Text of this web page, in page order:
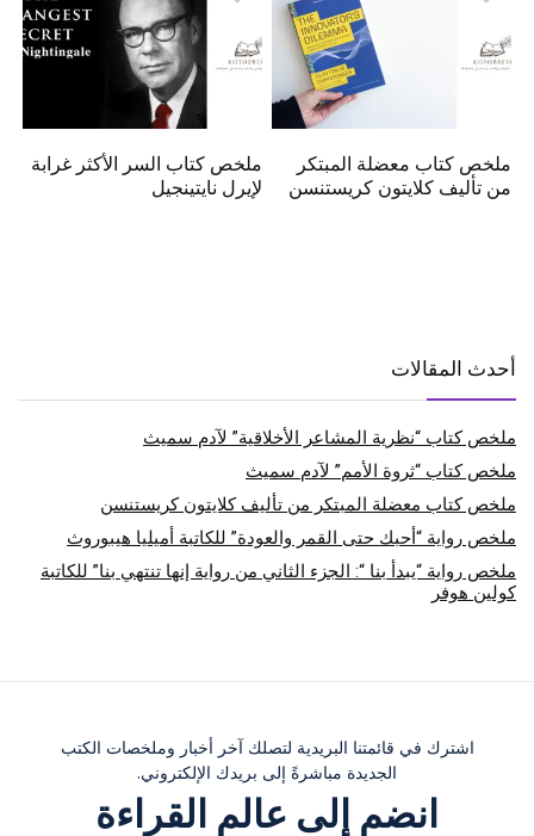
ملخص كتاب معضلة المبتكر
من تأليف كلايتون كريستنسن
ملخص كتاب السر الأكثر غرابة
لإيرل نايتينجيل
أحدث المقالات
ملخص كتاب “نظرية المشاعر الأخلاقية” لآدم سميث
ملخص كتاب “ثروة الأمم” لآدم سميث
ملخص كتاب معضلة المبتكر من تأليف كلايتون كريستنسن
ملخص رواية “أحبك حتى القمر والعودة” للكاتبة أميليا هيبوروث
ملخص رواية “يبدأ بنا “: الجزء الثاني من رواية إنها تنتهي بنا” للكاتبة
كولين هوفر
اشترك في قائمتنا البريدية لتصلك آخر أخبار وملخصات الكتب
الجديدة مباشرةً إلى بريدك الإلكتروني.
انضم إلى عالم القراءة